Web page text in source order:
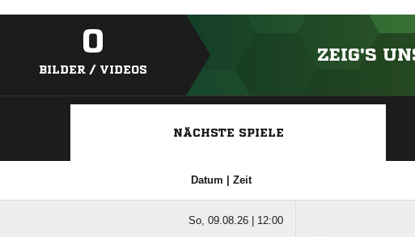
0
BILDER / VIDEOS
ZEIG'S
NÄCHSTE SPIELE
Datum | Zeit
So, 09.08.26 | 12:00